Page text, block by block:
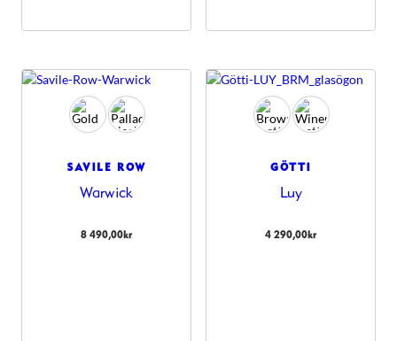
SAVILE ROW
Warwick
8 490,00kr
GÖTTI
Luy
4 290,00kr